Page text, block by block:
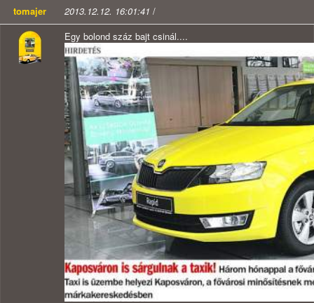
tomajer 2013.12.12. 16:01:41 /
Egy bolond száz bajt csinál....